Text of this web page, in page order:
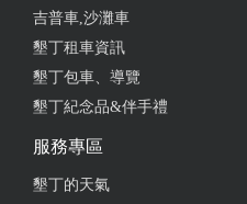
店內明亮 肉臊飯好吃
推薦豬血糕 （忘了拍
因為我超愛香菜
吉普車,沙灘車
墾丁租車資訊
墾丁包車、導覽
墾丁紀念品&伴手禮
服務專區
墾丁的天氣